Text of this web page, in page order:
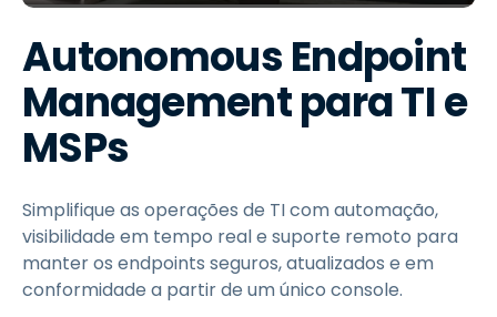
Autonomous Endpoint
Management para TI e
MSPs
Simplifique as operações de TI com automação,
visibilidade em tempo real e suporte remoto para
manter os endpoints seguros, atualizados e em
conformidade a partir de um único console.